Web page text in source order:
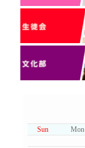
Sun Mon